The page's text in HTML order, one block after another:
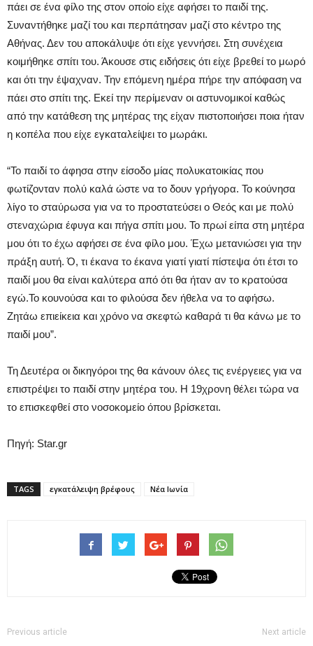
πάει σε ένα φίλο της στον οποίο είχε αφήσει το παιδί της.
Συναντήθηκε μαζί του και περπάτησαν μαζί στο κέντρο της
Αθήνας. Δεν του αποκάλυψε ότι είχε γεννήσει. Στη συνέχεια
κοιμήθηκε σπίτι του. Άκουσε στις ειδήσεις ότι είχε βρεθεί το μωρό
και ότι την έψαχναν. Την επόμενη ημέρα πήρε την απόφαση να
πάει στο σπίτι της. Εκεί την περίμεναν οι αστυνομικοί καθώς
από την κατάθεση της μητέρας της είχαν πιστοποιήσει ποια ήταν
η κοπέλα που είχε εγκαταλείψει το μωράκι.
“Το παιδί το άφησα στην είσοδο μίας πολυκατοικίας που
φωτίζονταν πολύ καλά ώστε να το δουν γρήγορα. Το κούνησα
λίγο το σταύρωσα για να το προστατεύσει ο Θεός και με πολύ
στεναχώρια έφυγα και πήγα σπίτι μου. Το πρωί είπα στη μητέρα
μου ότι το έχω αφήσει σε ένα φίλο μου. Έχω μετανιώσει για την
πράξη αυτή. Ό, τι έκανα το έκανα γιατί γιατί πίστεψα ότι έτσι το
παιδί μου θα είναι καλύτερα από ότι θα ήταν αν το κρατούσα
εγώ.Το κουνούσα και το φιλούσα δεν ήθελα να το αφήσω.
Ζητάω επιείκεια και χρόνο να σκεφτώ καθαρά τι θα κάνω με το
παιδί μου”.
Τη Δευτέρα οι δικηγόροι της θα κάνουν όλες τις ενέργειες για να
επιστρέψει το παιδί στην μητέρα του. Η 19χρονη θέλει τώρα να
το επισκεφθεί στο νοσοκομείο όπου βρίσκεται.
Πηγή: Star.gr
TAGS εγκατάλειψη βρέφους Νέα Ιωνία
Previous article Next article